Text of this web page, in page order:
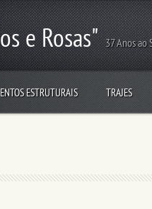
e Rosas" 37 Anos ao
ESTRUTURAIS TRAJES